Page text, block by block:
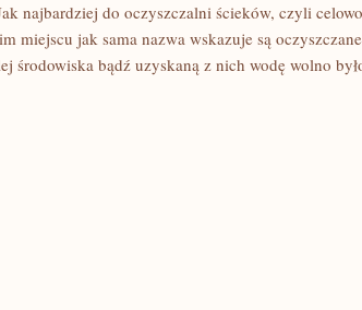
najbardziej do oczyszczalni ścieków, czyli celowo
miejscu jak sama nazwa wskazuje są oczyszczane
środowiska bądź uzyskaną z nich wodę wolno